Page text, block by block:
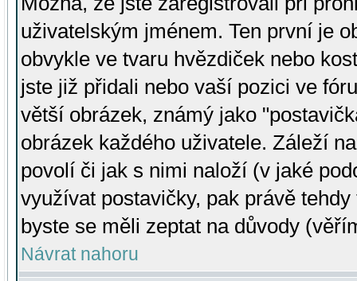
uživatelským jménem. Ten první je
obvykle ve tvaru hvězdiček nebo
jste již přidali nebo vaší pozici ve
větší obrázek, známý jako
obrázek každého uživatele. Záleží
povolí či jak s nimi naloží (v jaké
využívat postavičky, pak právě
byste se měli zeptat na důvody
Návrat nahoru